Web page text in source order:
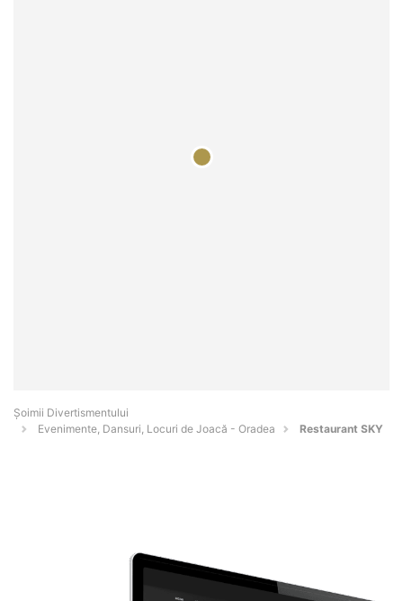
Şoimii Divertismentului
Evenimente, Dansuri, Locuri de Joacă - Oradea
Restaurant SKY